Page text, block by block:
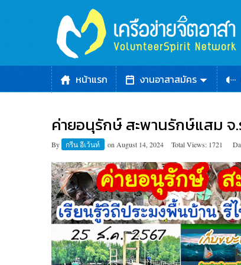
หน้าแรก งานอาสาสมัคร
ค่ายอนุรักษ์ สะพานรักษ์แสม จ.
By กรีน อีเว้นท์ on August 14, 2024 Total Views: 1721